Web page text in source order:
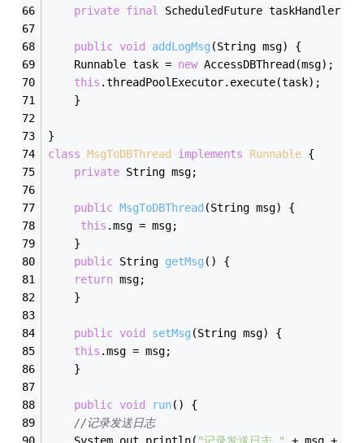
private final ScheduledFuture taskHandler
public void addLogMsg (String msg)
{
	Runnable task =
new AccessDBThread(msg);
this .threadPoolExecutor.execute(task);
    }
}
class MsgToDBThread implements Runnable {
private String msg;
public MsgToDBThread (String msg)
{
this .msg = msg;
    }
public String getMsg ()
{
return msg;
    }
public void setMsg (String msg)
{
this .msg = msg;
    }
public void run()
{
//记录发送日志